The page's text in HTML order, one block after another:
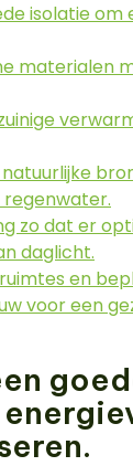
isolatie om
materialen
zo dat er
daglicht.
en
voor een